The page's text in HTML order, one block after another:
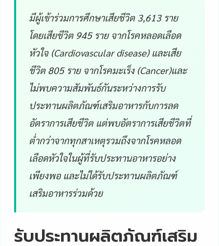
มีผู้เข้าร่วมการศึกษาเสียชีวิต 3,613 ราย
โดยเสียชีวิต 945 ราย จากโรคหลอดเลือด
หัวใจ (Cardiovascular disease) และเสีย
ชีวิต 805 ราย จากโรคมะเร็ง (Cancer)และ
ไม่พบความสัมพันธ์กันระหว่างการรับ
ประทานผลิตภัณฑ์เสริมอาหารกับการลด
อัตราการเสียชีวิต แต่พบอัตราการเสียชีวิตที่
ต่ำกว่าจากทุกสาเหตุรวมถึงจากโรคหลอด
เลือดหัวใจในผู้ที่รับประทานอาหารอย่าง
เพียงพอ และไม่ได้รับประทานผลิตภัณฑ์
เสริมอาหารร่วมด้วย
รับประทานผลิตภัณฑ์เสริม